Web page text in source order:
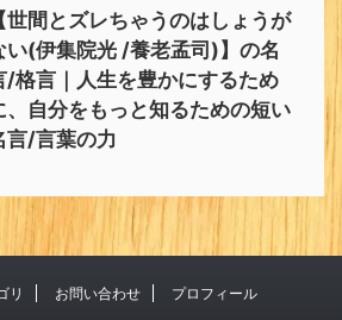
【世間とズレちゃうのはしょうが
い(伊集院光 /養老孟司)】の名
/格言｜人生を豊かにするため
、自分をもっと知るための短い
言/言葉の力
リ お問い合わせ プロフィール